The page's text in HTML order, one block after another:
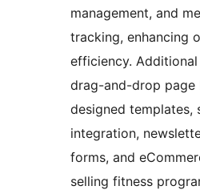
management, and
tracking, enhancing
efficiency.
drag-and-drop page
designed templates,
integration,
forms, and
selling fitness